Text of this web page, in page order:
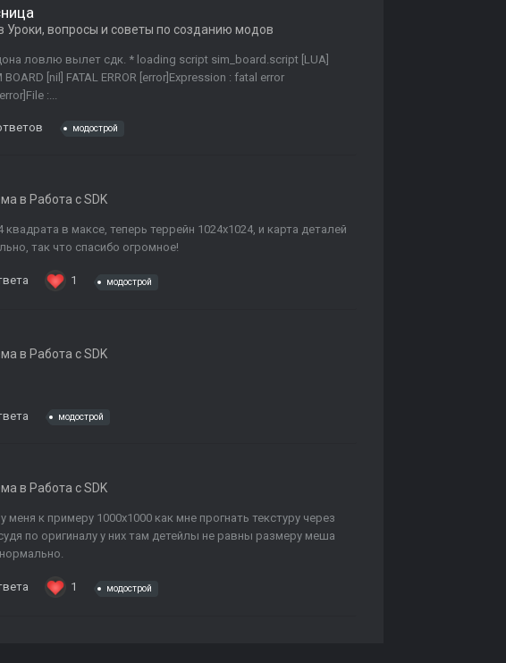
Уроки, вопросы и советы по созданию модов
ловлю вылет сдк. * loading script sim_board.script [LUA]
[nil] FATAL ERROR [error]Expression : fatal error
:...
модострой
в Работа с SDK
в максе, теперь террейн 1024x1024, и карта деталей
так что спасибо огромное!
1 модострой
в Работа с SDK
модострой
в Работа с SDK
к примеру 1000х1000 как мне прогнать текстуру через
по оригиналу у них там детейлы не равны размеру меша
1 модострой